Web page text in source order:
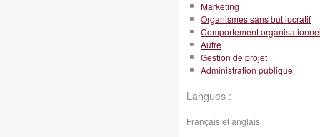
Marketing
Organismes sans but lucratif
Comportement
Autre
Gestion de projet
Administration publique
Langues :
Français et anglais